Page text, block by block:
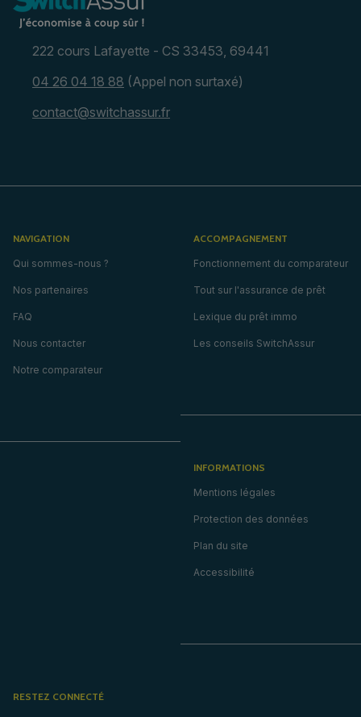
222 cours Lafayette - CS 33453, 69441
04 26 04 18 88 (Appel non surtaxé)
contact@switchassur.fr
NAVIGATION
Qui sommes-nous ?
Nos partenaires
FAQ
Nous contacter
Notre comparateur
ACCOMPAGNEMENT
Fonctionnement du comparateur
Tout sur l'assurance de prêt
Lexique du prêt immo
Les conseils SwitchAssur
INFORMATIONS
Mentions légales
Protection des données
Plan du site
Accessibilité
RESTEZ CONNECTÉ